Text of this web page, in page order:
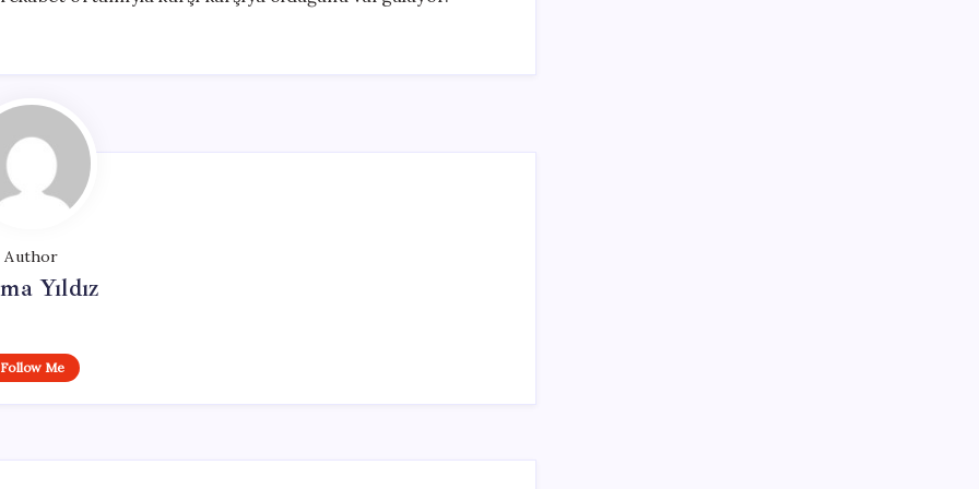
Author
Yıldız
Follow Me